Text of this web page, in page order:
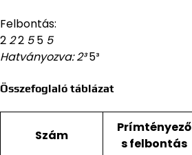
Felbontás:
2 22 55 5
Hatványozva: 2³5³
Összefoglaló táblázat
Szám
Prímtényező
s felbontás